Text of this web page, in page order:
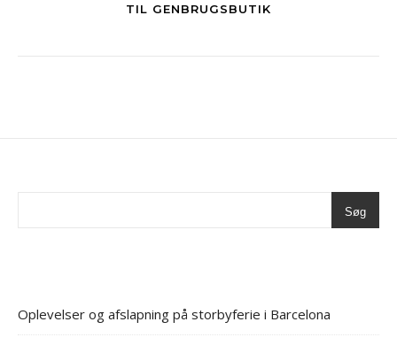
TIL GENBRUGSBUTIK
Søg
Oplevelser og afslapning på storbyferie i Barcelona